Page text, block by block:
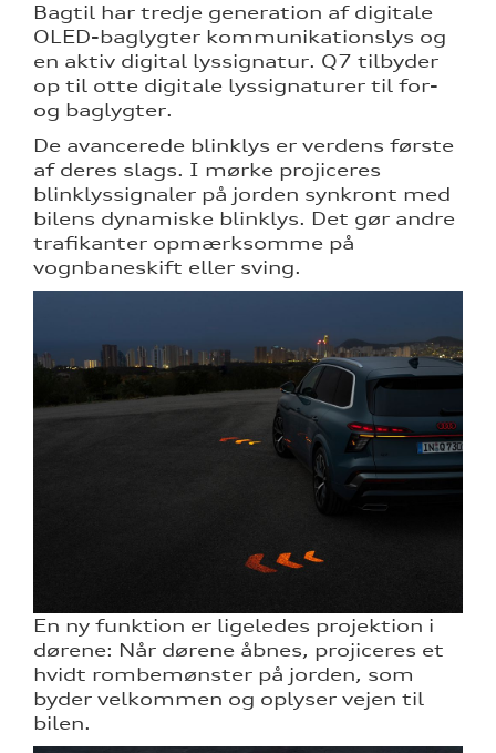
Bagtil har tredje generation af digitale
OLED-baglygter kommunikationslys og
en aktiv digital lyssignatur. Q7 tilbyder
op til otte digitale lyssignaturer til for-
og baglygter.
De avancerede blinklys er verdens første
af deres slags. I mørke projiceres
blinklyssignaler på jorden synkront med
bilens dynamiske blinklys. Det gør andre
trafikanter opmærksomme på
vognbaneskift eller sving.
En ny funktion er ligeledes projektion i
dørene: Når dørene åbnes, projiceres et
hvidt rombemønster på jorden, som
byder velkommen og oplyser vejen til
bilen.